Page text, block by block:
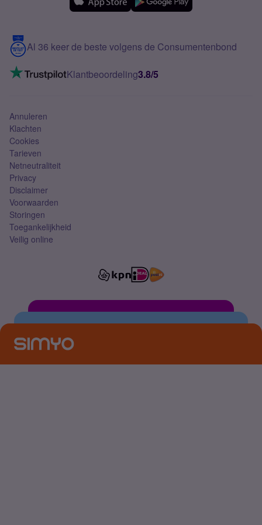
Meerdere nummers
5G internet
Mobiel internet
Mobiel abonnement
Contact
VoLTE 4G bellen
Al 36 keer de beste volgens de Consumentenbond
Klantbeoordeling3.8/5
Annuleren
Klachten
Cookies
Tarieven
Netneutraliteit
Privacy
Disclaimer
Voorwaarden
Storingen
Toegankelijkheid
Veilig online